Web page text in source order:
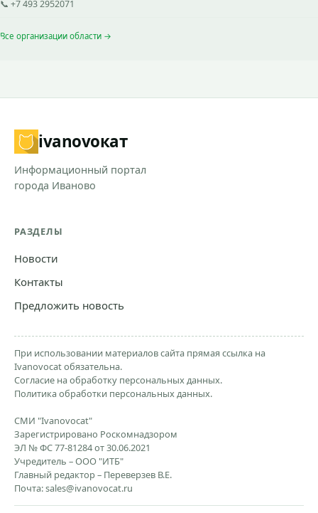
📞 +7 493 2952071
Все организации области →
ivanovoкат
Информационный портал
города Иваново
РАЗДЕЛЫ
Новости
Контакты
Предложить новость
При использовании материалов сайта прямая ссылка на
Ivanovocat обязательна.
Согласие на обработку персональных данных.
Политика обработки персональных данных.
СМИ "Ivanovocat"
Зарегистрировано Роскомнадзором
ЭЛ № ФС 77-81284 от 30.06.2021
Учредитель – ООО "ИТБ"
Главный редактор – Переверзев В.Е.
Почта:sales@ivanovocat.ru